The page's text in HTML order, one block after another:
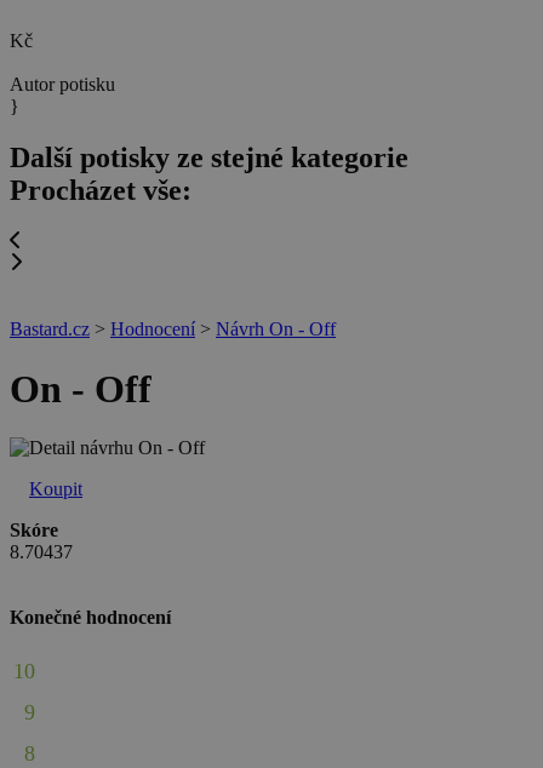
Kč
Autor potisku
}
Další potisky ze stejné kategorie
Procházet vše:
Bastard.cz > Hodnocení > Návrh On - Off
On - Off
Koupit
Skóre
8.70437
Konečné hodnocení
10
9
8